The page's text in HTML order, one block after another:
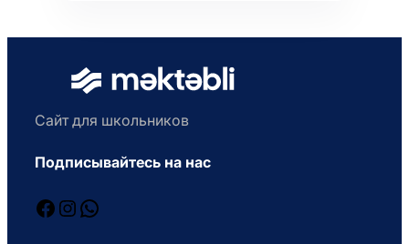
Сайт для школьников
Подписывайтесь на нас
Facebook
Instagram
WhatsApp